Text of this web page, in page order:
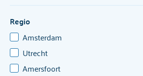
Regio
Amsterdam
Utrecht
Amersfoort